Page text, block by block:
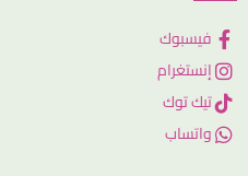
فيسبوك
إنستغرام
تيك توك
واتساب